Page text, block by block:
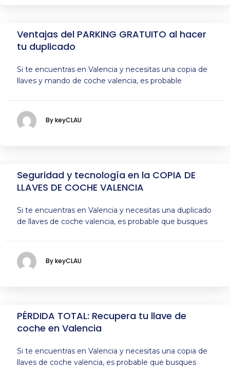
Ventajas del PARKING GRATUITO al hacer
tu duplicado
Si te encuentras en Valencia y necesitas una copia de
llaves y mando de coche valencia, es probable
By keyCLAU
Seguridad y tecnología en la COPIA DE
LLAVES DE COCHE VALENCIA
Si te encuentras en Valencia y necesitas una duplicado
de llaves de coche valencia, es probable que busques
By keyCLAU
PÉRDIDA TOTAL: Recupera tu llave de
coche en Valencia
Si te encuentras en Valencia y necesitas una copia de
llaves de coche valencia, es probable que busques